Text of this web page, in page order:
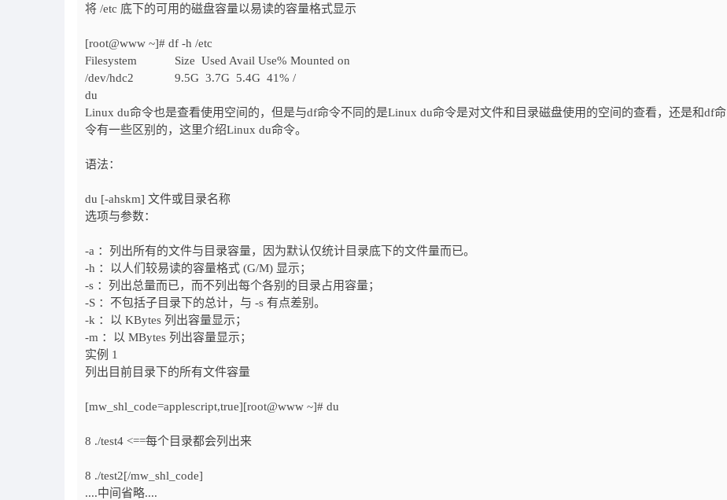
将 /etc 底下的可用的磁盘容量以易读的容量格式显示
[root@www ~]# df -h /etc
Filesystem Size Used Avail Use% Mounted on
/dev/hdc2 9.5G 3.7G 5.4G 41% /
du
Linux du命令也是查看使用空间的，但是与df命令不同的是Linux du命令是对文件和目录磁盘使用的空间的查看，还是和df命
令有一些区别的，这里介绍Linux du命令。
语法：
du [-ahskm] 文件或目录名称
选项与参数：
-a ：列出所有的文件与目录容量，因为默认仅统计目录底下的文件量而已。
-h ：以人们较易读的容量格式 (G/M) 显示；
-s ：列出总量而已，而不列出每个各别的目录占用容量；
-S ：不包括子目录下的总计，与 -s 有点差别。
-k ：以 KBytes 列出容量显示；
-m ：以 MBytes 列出容量显示；
实例 1
列出目前目录下的所有文件容量
[mw_shl_code=applescript,true][root@www ~]# du
8 ./test4 <==每个目录都会列出来
8 ./test2[/mw_shl_code]
....中间省略....